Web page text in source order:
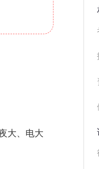
大、电大